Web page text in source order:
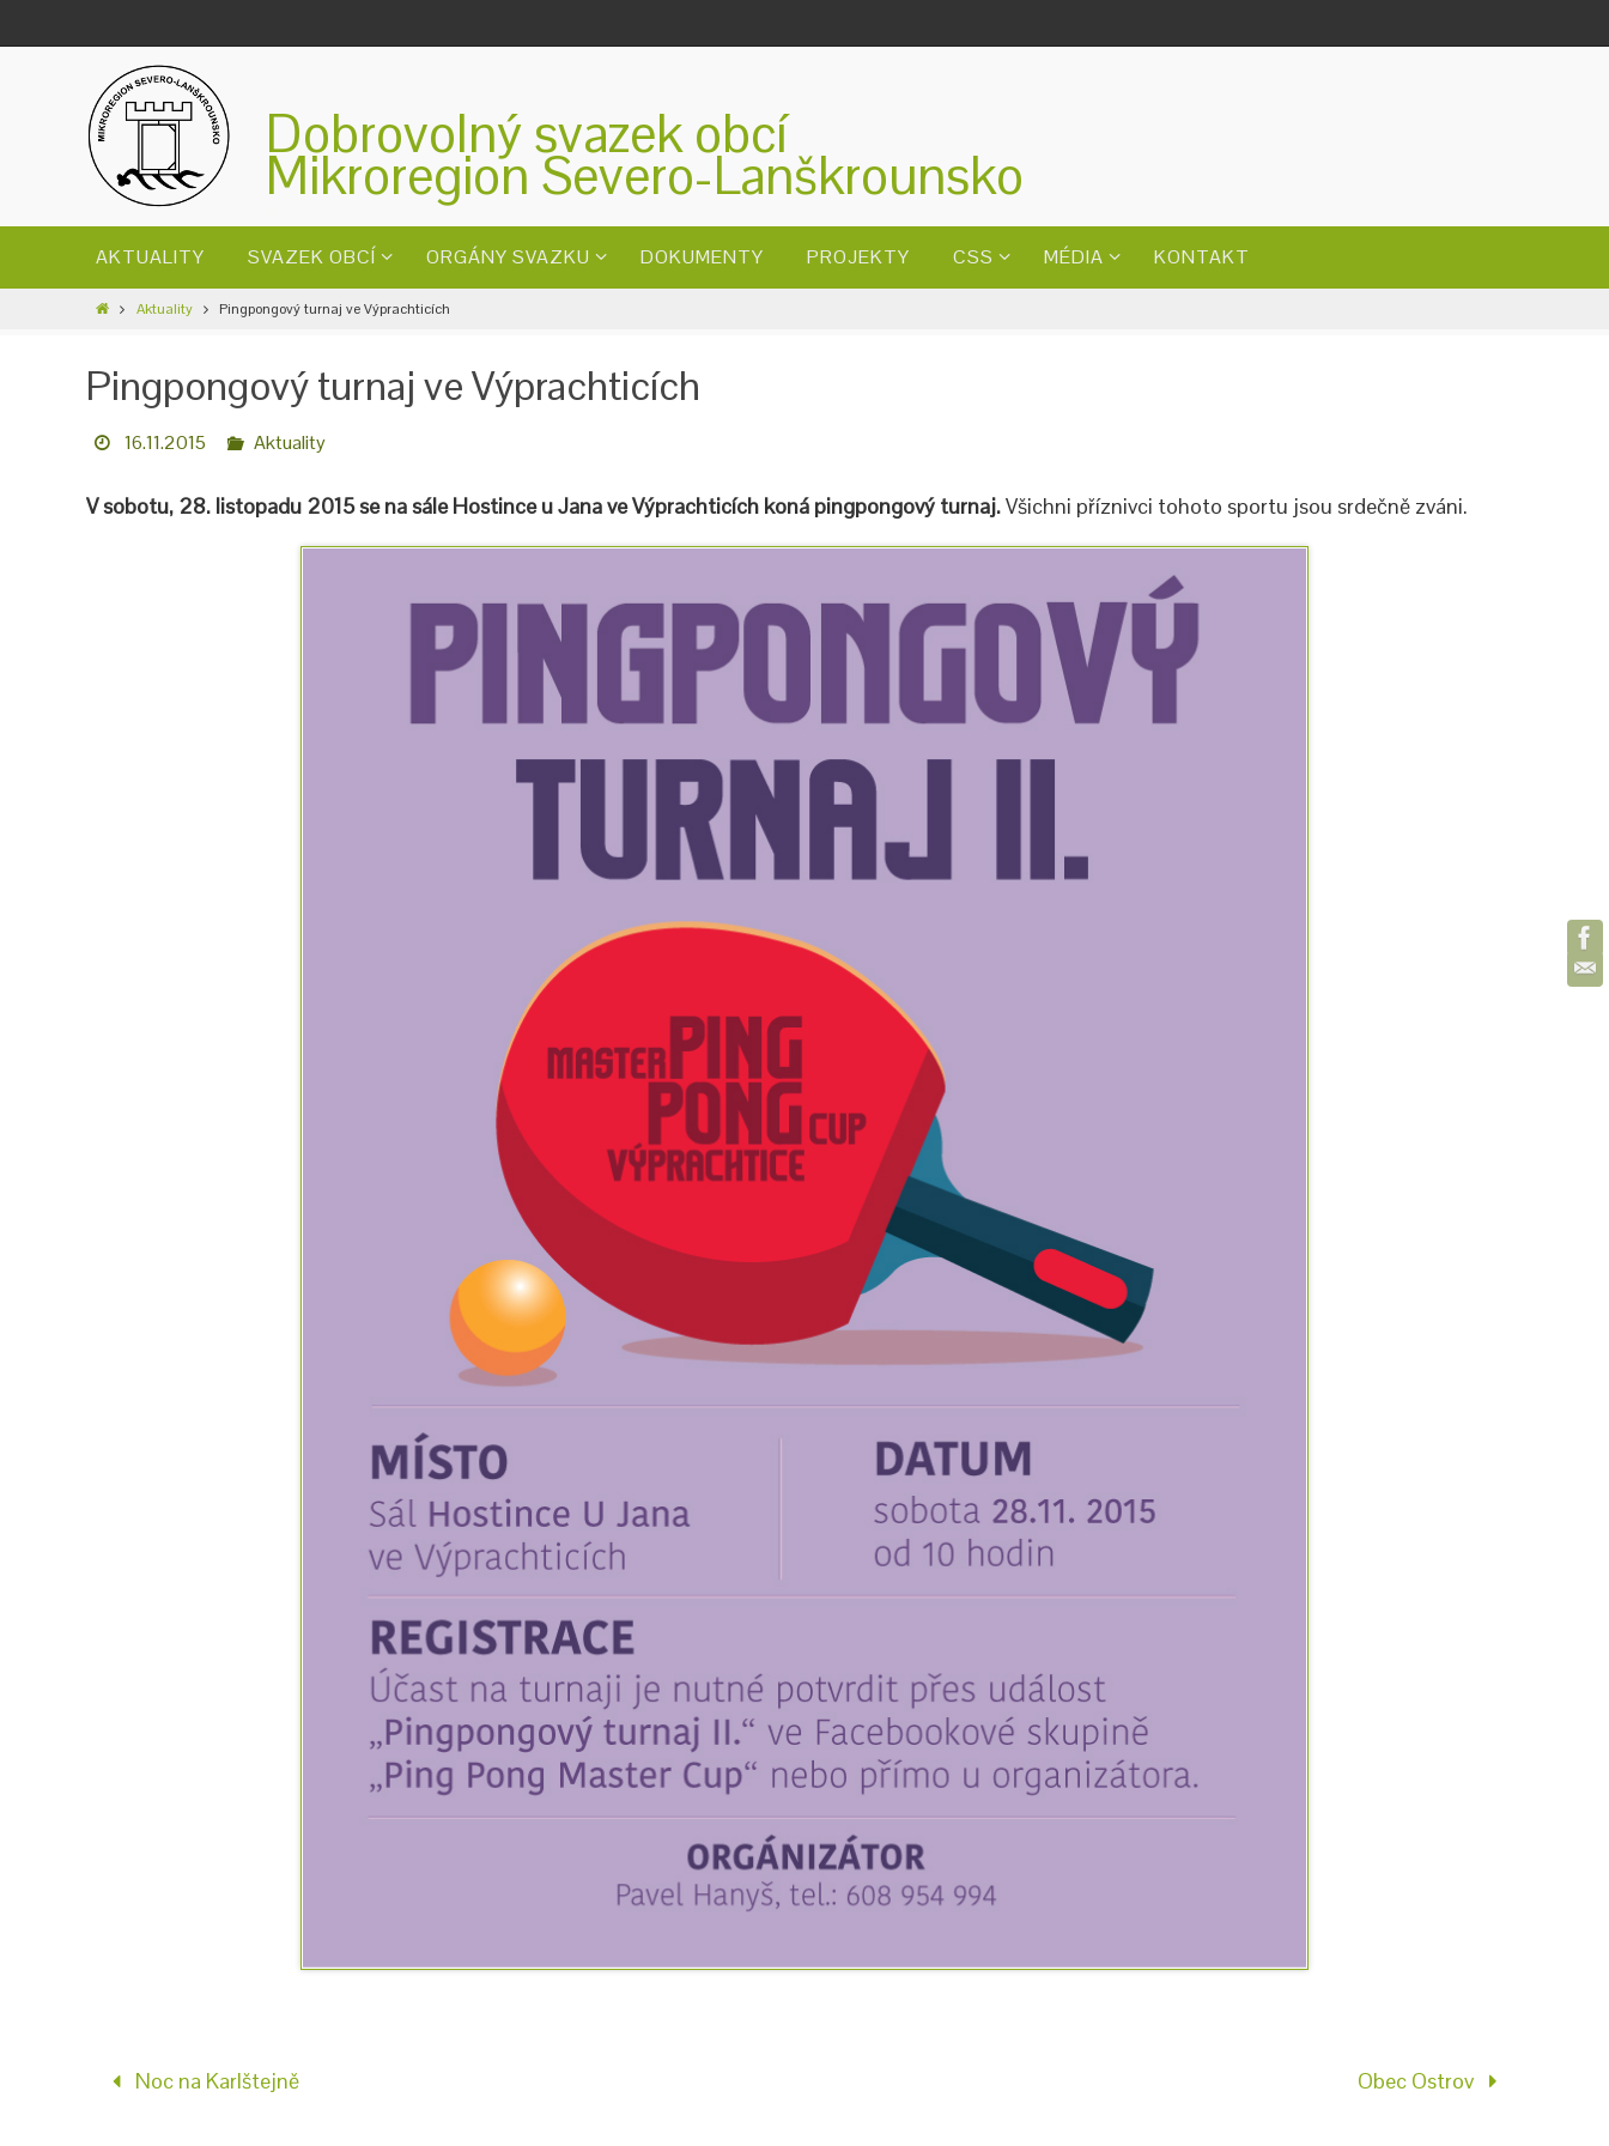
Dobrovolný svazek obcí
Mikroregion Severo-Lanškrounsko
AKTUALITY SVAZEK OBCÍ ORGÁNY SVAZKU DOKUMENTY PROJEKTY CSS MÉDIA KONTAKT
Aktuality Pingpongový turnaj ve Výprachticích
Pingpongový turnaj ve Výprachticích
16.11.2015 Aktuality
V sobotu, 28. listopadu 2015 se na sále Hostince u Jana ve Výprachticích koná pingpongový turnaj.Všichni příznivci tohoto sportu jsou srdečně zváni.
Noc na Karlštejně Obec Ostrov